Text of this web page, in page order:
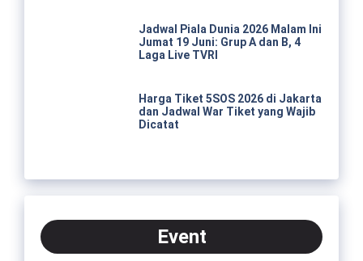
Jadwal Piala Dunia 2026 Malam Ini
Jumat 19 Juni: Grup A dan B, 4
Laga Live TVRI
Harga Tiket 5SOS 2026 di Jakarta
dan Jadwal War Tiket yang Wajib
Dicatat
Event